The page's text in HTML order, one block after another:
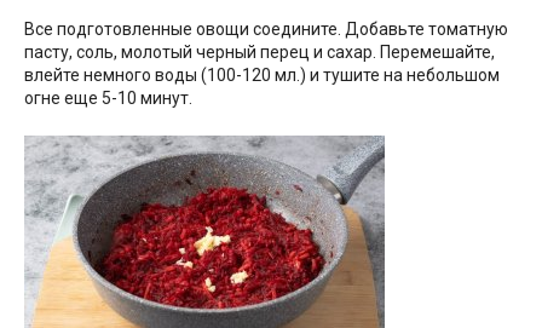
Все подготовленные овощи соедините. Добавьте томатную
пасту, соль, молотый черный перец и сахар. Перемешайте,
влейте немного воды (100-120 мл.) и тушите на небольшом
огне еще 5-10 минут.